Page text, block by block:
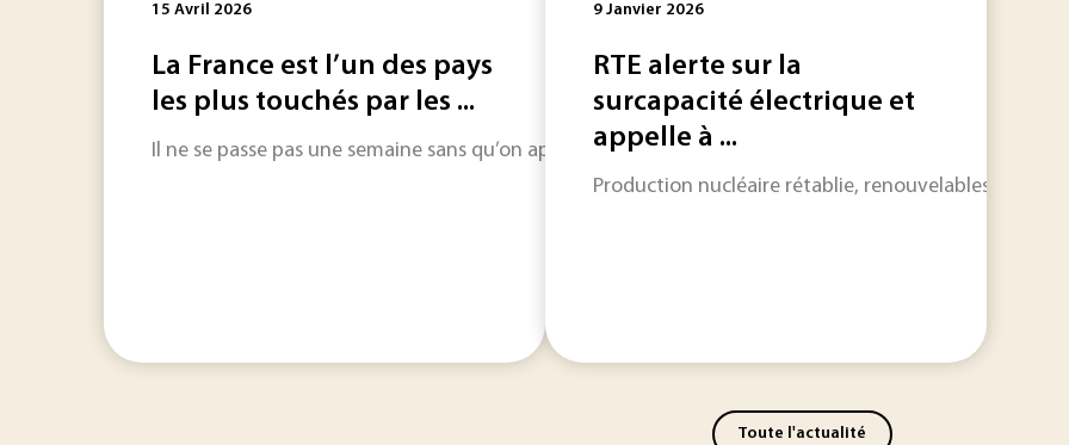
15 Avril 2026
La France est l’un des pays
les plus touchés par les ...
Il ne se passe pas une semaine sans qu’on apprenne une nouvelle fuite de données. Mots de passe,
9 Janvier 2026
RTE alerte sur la
surcapacité électrique et
appelle à ...
Production nucléaire rétablie, renouvelables en
Toute l'actualité